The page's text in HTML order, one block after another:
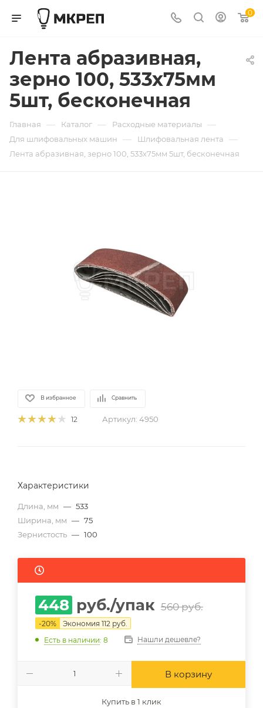
0
Лента абразивная,
зерно 100, 533х75мм
5шт, бесконечная
Главная — Каталог — Расходные материалы —
Для шлифовальных машин — Шлифовальная лента —
Лента абразивная, зерно 100, 533х75мм 5шт, бесконечная
В избранное Сравнить
12 Артикул: 4950
Характеристики
Длина, мм — 533
Ширина, мм — 75
Зернистость — 100
448 руб./упак 560руб.
-20% Экономия 112 руб.
Есть в наличии: 8 Нашли дешевле?
В корзину
Купить в 1 клик